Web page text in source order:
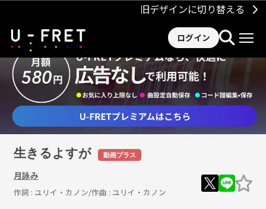
旧デザインに切り替える
ログイン
生きるよすが 動画プラス
月詠み
作詞 : ユリイ・カノン/作曲 : ユリイ・カノン